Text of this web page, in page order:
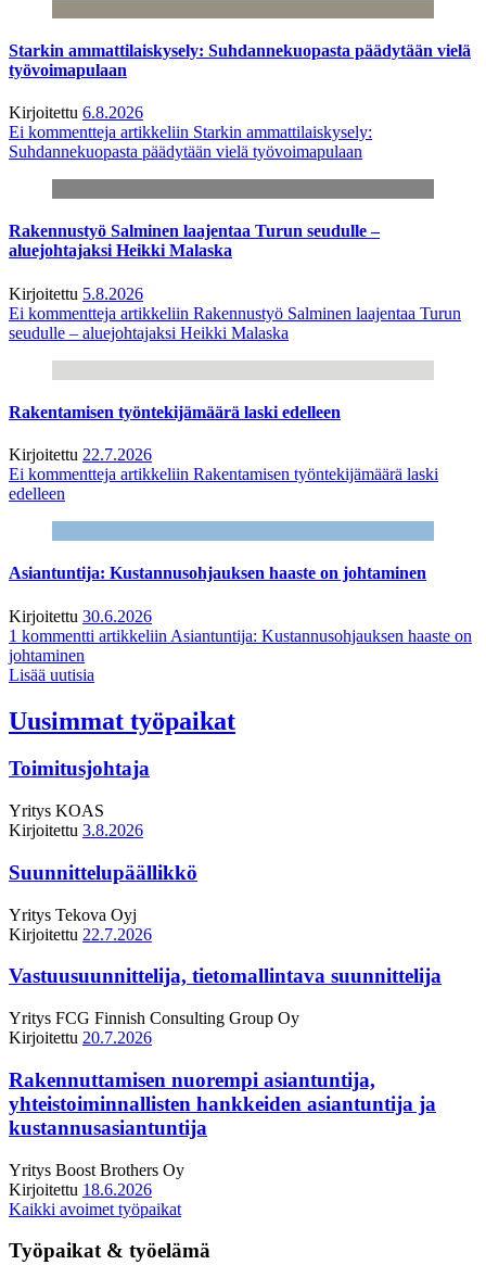
Starkin ammattilaiskysely: Suhdannekuopasta päädytään vielä
työvoimapulaan
Kirjoitettu 6.8.2026
Ei kommentteja artikkeliin Starkin ammattilaiskysely:
Suhdannekuopasta päädytään vielä työvoimapulaan
Rakennustyö Salminen laajentaa Turun seudulle –
aluejohtajaksi Heikki Malaska
Kirjoitettu 5.8.2026
Ei kommentteja artikkeliin Rakennustyö Salminen laajentaa Turun
seudulle – aluejohtajaksi Heikki Malaska
Rakentamisen työntekijämäärä laski edelleen
Kirjoitettu 22.7.2026
Ei kommentteja artikkeliin Rakentamisen työntekijämäärä laski
edelleen
Asiantuntija: Kustannusohjauksen haaste on johtaminen
Kirjoitettu 30.6.2026
1 kommentti artikkeliin Asiantuntija: Kustannusohjauksen haaste on
johtaminen
Lisää uutisia
Uusimmat työpaikat
Toimitusjohtaja
Yritys KOAS
Kirjoitettu 3.8.2026
Suunnittelupäällikkö
Yritys Tekova Oyj
Kirjoitettu 22.7.2026
Vastuusuunnittelija, tietomallintava suunnittelija
Yritys FCG Finnish Consulting Group Oy
Kirjoitettu 20.7.2026
Rakennuttamisen nuorempi asiantuntija,
yhteistoiminnallisten hankkeiden asiantuntija ja
kustannusasiantuntija
Yritys Boost Brothers Oy
Kirjoitettu 18.6.2026
Kaikki avoimet työpaikat
Työpaikat & työelämä